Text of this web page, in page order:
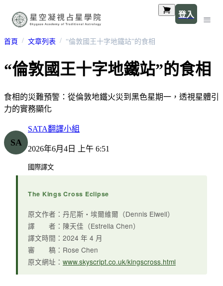
登入
首頁 文章列表 “倫敦國王十字地鐵站”的食相
“倫敦國王十字地鐵站”的食相
食相的災難預警：從倫敦地鐵火災到黑色星期一，透視星體引
力的實務顯化
SA
SATA翻譯小組
2026年6月4日 上午 6:51
國際譯文
The Kings Cross Eclipse
原文作者：丹尼斯・埃爾維爾（Dennis Elwell）
譯 者：陳天佳（Estrella Chen）
譯文時間：2024 年 4 月
審 稿：Rose Chen
原文網址： www.skyscript.co.uk/kingscross.html